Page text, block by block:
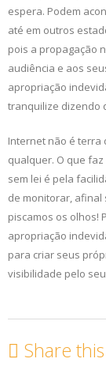
espera. Podem
até em outros
pois a propagação
audiência e aos
apropriação
tranquilize dizendo
Internet não é terra
qualquer. O que
sem lei é pela
de monitorar, afinal
piscamos os olhos!
apropriação
para criar seus
visibilidade pelo
Share